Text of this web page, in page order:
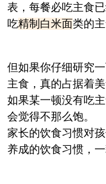
表，每餐必吃主食
吃精制白米面类的主
但如果你仔细研究
主食，真的占据着
如果某一顿没有吃
会觉得不那么饱。
家长的饮食习惯对
养成的饮食习惯，一